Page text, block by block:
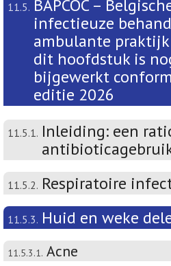
11.5. BAPCOC –
infectieuze
ambulante praktijk
dit hoofdstuk is
bijgewerkt conform
editie 2026
11.5.1. Inleiding: een
11.5.2. Respiratoire
11.5.3. Huid en weke
11.5.3.1. Acne